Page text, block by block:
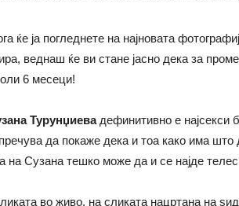
ќе ја погледнете на најновата
веднаш ќе ви стане јасно дека за
6 месеци!
Турунџиевадефинитивно е најсекси
да покаже дека и тоа како има
на Сузана тешко може да и се најде
во живо, на сликата нацртана на